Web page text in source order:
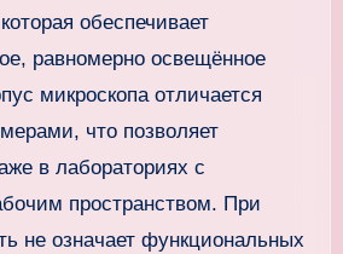
обеспечивает
равномерно освещённое
микроскопа отличается
что позволяет
в лабораториях с
пространством. При
не означает функциональных